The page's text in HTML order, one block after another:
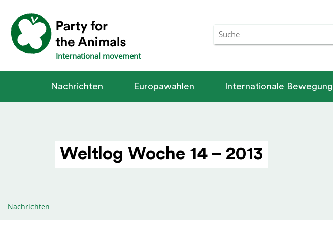
International movement
Nachrichten Europawahlen Internationale Bewegung
Weltlog Woche 14 – 2013
Nachrichten